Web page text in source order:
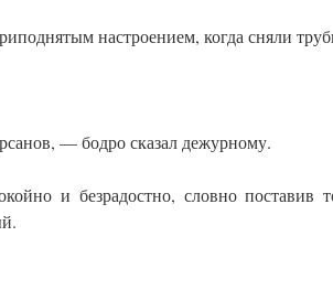
настроением, когда сняли
— бодро сказал дежурному.
и безрадостно, словно поставив